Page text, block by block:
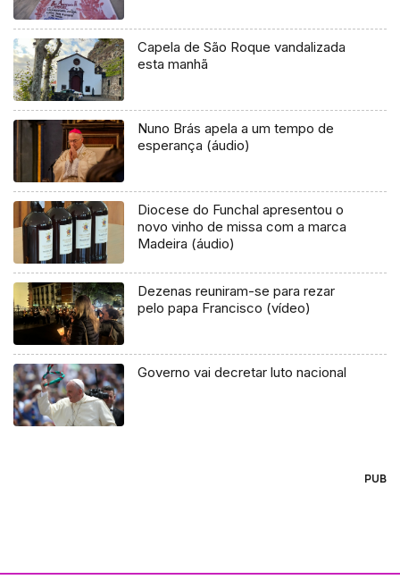
Capela de São Roque vandalizada
esta manhã
Nuno Brás apela a um tempo de
esperança (áudio)
Diocese do Funchal apresentou o
novo vinho de missa com a marca
Madeira (áudio)
Dezenas reuniram-se para rezar
pelo papa Francisco (vídeo)
Governo vai decretar luto nacional
PUB